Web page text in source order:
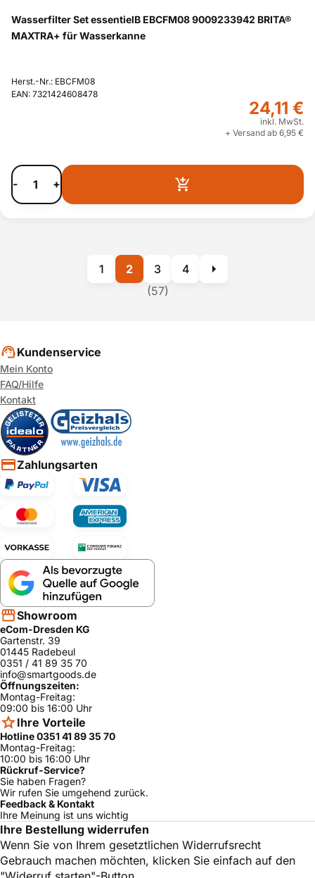
Wasserfilter Set essentielB EBCFM08 9009233942 BRITA®
MAXTRA+ für Wasserkanne
Herst.-Nr.: EBCFM08
EAN: 7321424608478
24,11 €
inkl. MwSt.
+ Versand ab 6,95 €
- +
(57)
1 2 3 4
Kundenservice
Mein Konto
FAQ/Hilfe
Kontakt
Zahlungsarten
Showroom
eCom-Dresden KG
Gartenstr. 39
01445 Radebeul
0351 / 41 89 35 70
info@smartgoods.de
Öffnungszeiten:
Montag-Freitag:
09:00 bis 16:00 Uhr
Ihre Vorteile
Hotline 0351 41 89 35 70
Montag-Freitag:
10:00 bis 16:00 Uhr
Rückruf-Service?
Sie haben Fragen?
Wir rufen Sie umgehend zurück.
Feedback & Kontakt
Ihre Meinung ist uns wichtig
Ihre Bestellung widerrufen
Wenn Sie von Ihrem gesetztlichen Widerrufsrecht
Gebrauch machen möchten, klicken Sie einfach auf den